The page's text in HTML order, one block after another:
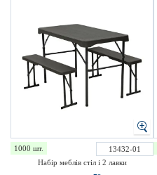
1000 шт.
13432-01
Набір меблів стіл і 2 лавки